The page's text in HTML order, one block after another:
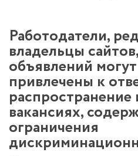
Работодатели,
владельцы
объявлений
привлечены к
вакансиях,
ограничения